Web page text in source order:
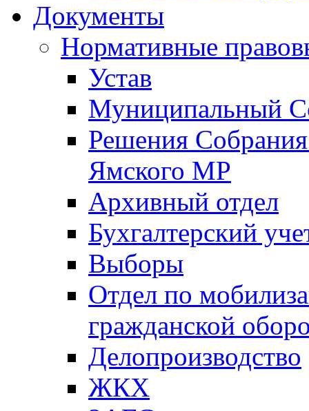
Документы
Нормативные
Устав
Муниципальный
Решения
Ямского МР
Архивный отдел
Бухгалтерский
Выборы
Отдел по
гражданской
Делопроизводство
ЖКХ